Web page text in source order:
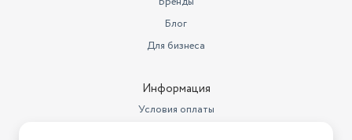
для районов с перебоями в водоснабжении.
4-ступенчатая система безопасности
обеспечит надежную и долговечную работу
водонагревателя. Для осуществления контроля в любых
внештатных ситуациях прибор оснащен датчиком тяги,
Блог
Для бизнеса
Информация
Условия оплаты